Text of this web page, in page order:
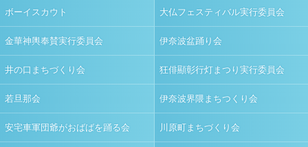
ボーイスカウト 大仏フェスティバル実行委員会
金華神輿奉賛実行委員会 伊奈波盆踊り会
井の口まちづくり会 狂俳顯彰行灯まつり実行委員会
若旦那会 伊奈波界隈まちつくり会
安宅車軍団爺がおばばを踊る会 川原町まちづくり会